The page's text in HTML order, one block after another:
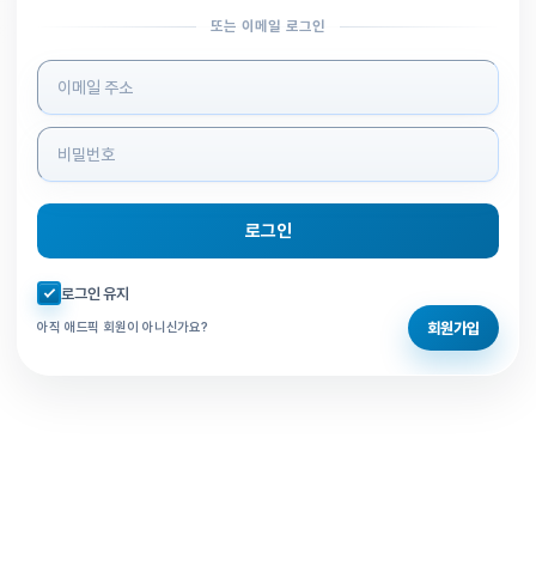
또는 이메일 로그인
로그인 정보 입력
로그인
자동로그인 체크
로그인 유지
아직 애드픽 회원이 아니신가요? 회원가입